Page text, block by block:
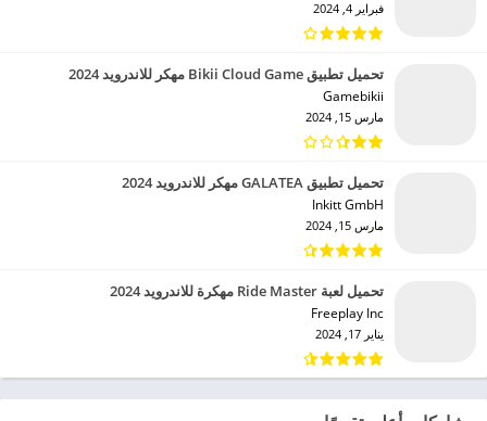
فبراير 4, 2024
تحميل تطبيق Bikii Cloud Game مهكر للاندرويد 2024
Gamebikii‏
مارس 15, 2024
تحميل تطبيق GALATEA مهكر للاندرويد 2024
Inkitt GmbH‏
مارس 15, 2024
تحميل لعبة Ride Master مهكرة للاندرويد 2024
Freeplay Inc‏
يناير 17, 2024